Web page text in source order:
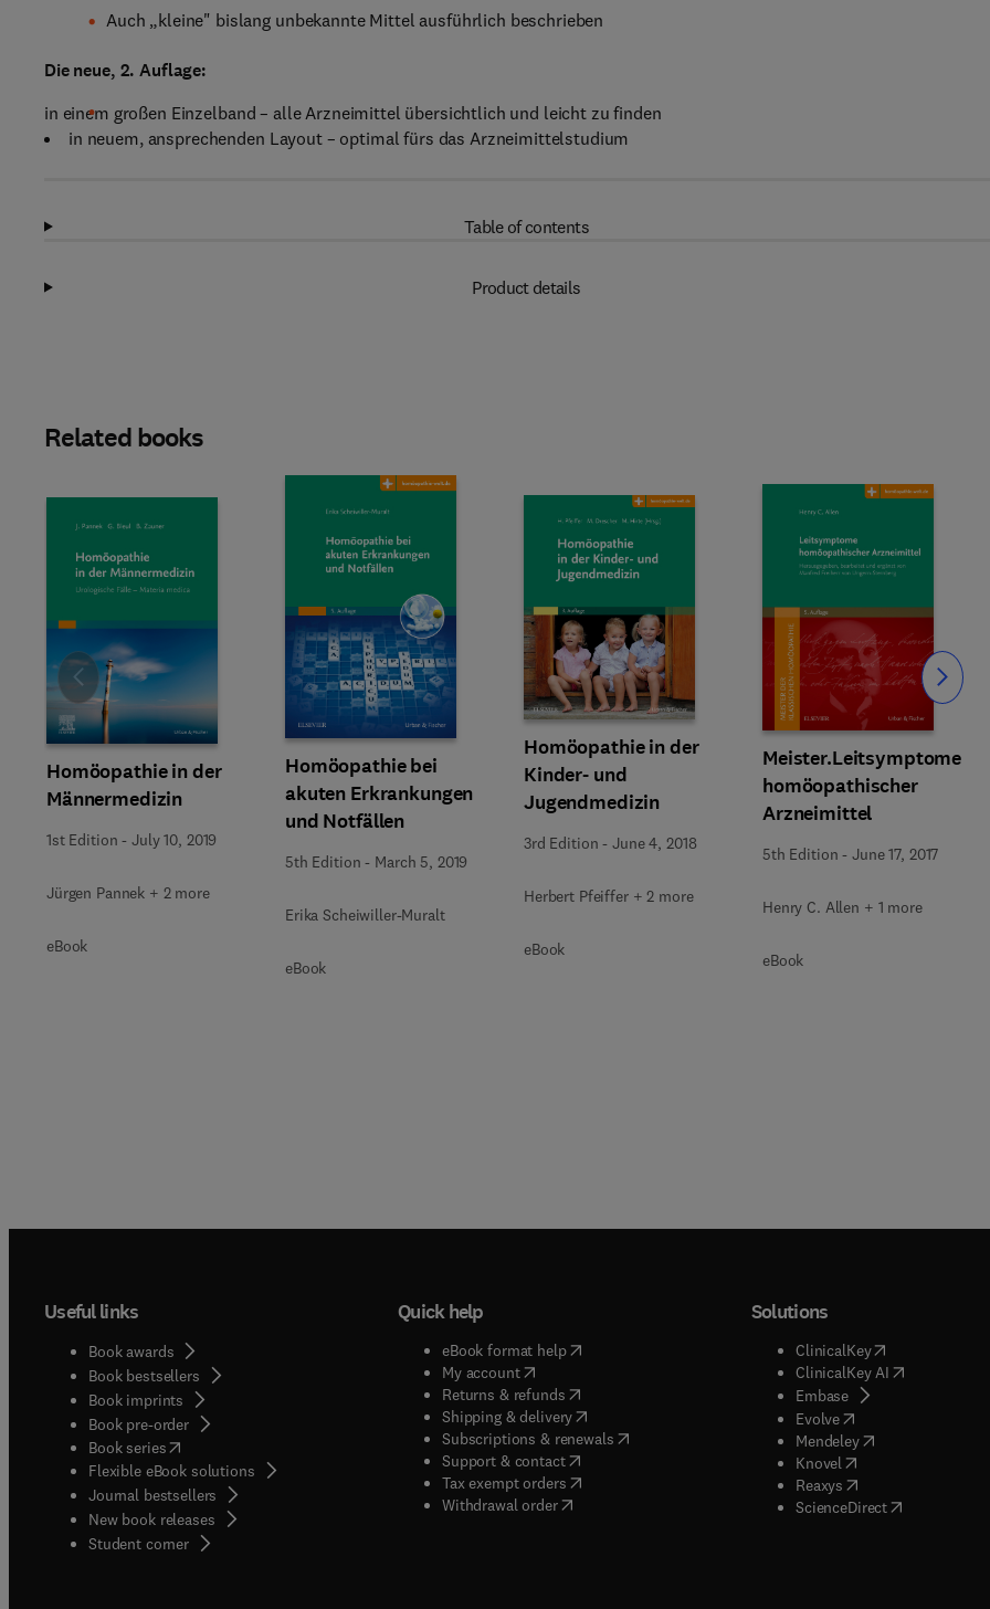
Auch „kleine" bislang unbekannte Mittel ausführlich beschrieben
Die neue, 2. Auflage:
in einem großen Einzelband – alle Arzneimittel übersichtlich und leicht zu finden
in neuem, ansprechenden Layout – optimal fürs das Arzneimittelstudium
Table of contents
Product details
Related books
Homöopathie in der
Männermedizin
1st Edition -July 10, 2019
Jürgen Pannek + 2 more
eBook
Homöopathie bei
akuten Erkrankungen
und Notfällen
5th Edition - March 5, 2019
Erika Scheiwiller-Muralt
eBook
Homöopathie in der
Kinder- und
Jugendmedizin
3rd Edition -June 4, 2018
Herbert Pfeiffer + 2 more
eBook
Meister.Leitsymptome
homöopathischer
Arzneimittel
5th Edition -June 17, 2017
Henry C. Allen + 1 more
eBook
Slide Slide
Useful links
Book awards
Book bestsellers
Book imprints
Book pre-order
Book series(opens in new tab/window
Flexible eBook solutions
Journal bestsellers
New book releases
Student corner( opens in new tab/window
Quick help
eBook format help( opens in new tab/window
My account( opens in new tab/window
Returns & refunds( opens in new tab/window
Shipping & delivery(opens in new tab/window
Subscriptions & renewals( opens in new tab/window
)
Support & contact( opens in new tab/window
Tax exempt orders( opens in new tab/window
Withdrawal order
Solutions
ClinicalKey(opens in new
ClinicalKey AI( opens in
Embase(
opens in new tab/
Evolve( opens in new tab/
Mendeley( opens in new tab/
Knovel opens in new tab/
Reaxys opens in new tab/
ScienceDirect( opens in new